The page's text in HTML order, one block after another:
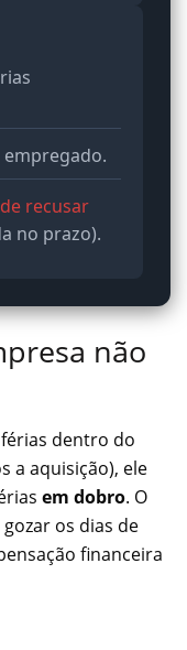
empregado.
recusar
no prazo).
não
dentro do
a aquisição), ele
em dobro. O
os dias de
financeira